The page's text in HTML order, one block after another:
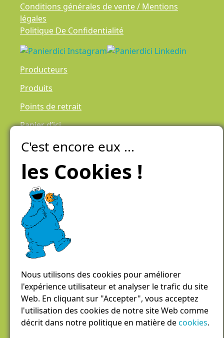
Conditions générales de vente / Mentions
légales
Politique De Confidentialité
Producteurs
Produits
Points de retrait
Panier d’ici
Laiteries Réunies Genève
Créer mon compte
Chemin des Aulx 6,
1228 Plan-les-Ouates
Case postale 1055
1211 Genève 26
022 884 81 81
panierdici@lrgg.ch
C'est encore eux ...
les Cookies !
Nous utilisons des cookies pour améliorer
l'expérience utilisateur et analyser le trafic du site
Web. En cliquant sur "Accepter", vous acceptez
l'utilisation des cookies de notre site Web comme
décrit dans notre politique en matière decookies.